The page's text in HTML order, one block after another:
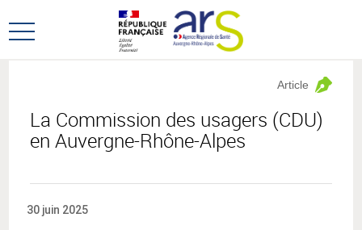
au
menu
au
contenu
Ouvrir
La Commission des usagers (CDU)
en Auvergne-Rhône-Alpes
Article
30 juin 2025